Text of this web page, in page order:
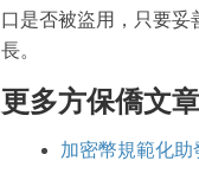
口是否被盜用，只要
長。
更多方保僑文章
加密幣規範化助